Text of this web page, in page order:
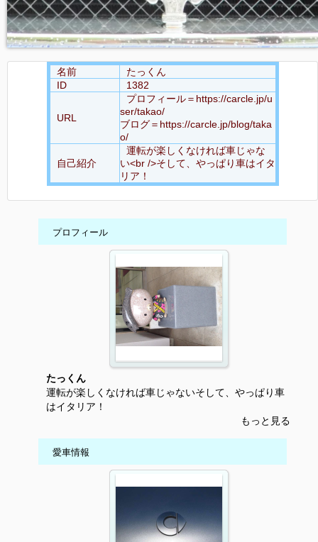
名前
たっくん
ID
1382
URL
プロフィール＝https://carcle.jp/u
ser/takao/
ブログ＝https://carcle.jp/blog/taka
o/
自己紹介
運転が楽しくなければ車じゃな
い<br />そして、やっぱり車はイタ
リア！
プロフィール
たっくん
運転が楽しくなければ車じゃないそして、やっぱり車
はイタリア！
もっと見る
愛車情報